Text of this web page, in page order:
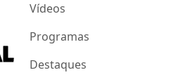
Vídeos
Programas
Destaques